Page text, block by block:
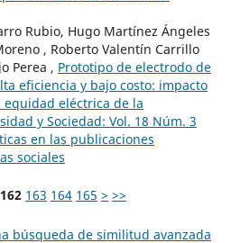
Rubio, Hugo Martínez Ángeles
, Roberto Valentín Carrillo
Perea , Prototipo de electrodo de
eficiencia y bajo costo: impacto
eléctrica de la
y Sociedad: Vol. 18 Núm. 3
en las publicaciones
sociales
162 163 164 165 > >>
búsqueda de similitud avanzada